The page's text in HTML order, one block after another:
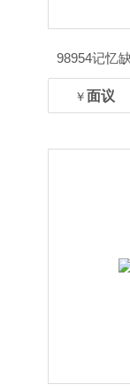
98954记忆
￥面议